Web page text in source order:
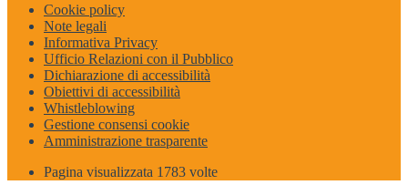
Cookie policy
Note legali
Informativa Privacy
Ufficio Relazioni con il Pubblico
Dichiarazione di accessibilità
Obiettivi di accessibilità
Whistleblowing
Gestione consensi cookie
Amministrazione trasparente
Pagina visualizzata 1783 volte